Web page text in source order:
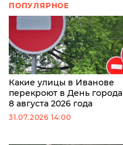
ПОПУЛЯРНОЕ
Какие улицы в Иванове
перекроют в День города
8 августа 2026 года
31.07.2026 14:00